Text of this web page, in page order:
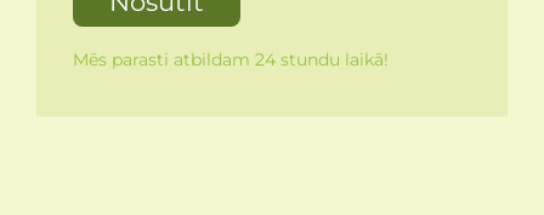
Mēs parasti atbildam 24 stundu laikā!